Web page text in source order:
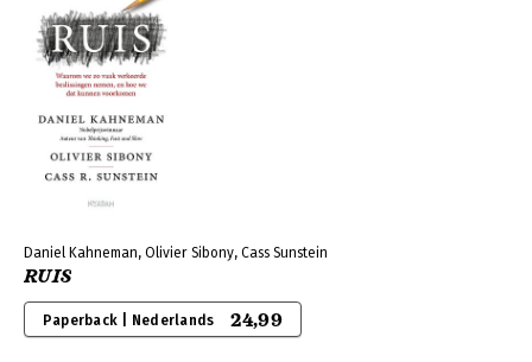
Daniel Kahneman, Olivier Sibony, Cass Sunstein
RUIS
Paperback | Nederlands 24,99